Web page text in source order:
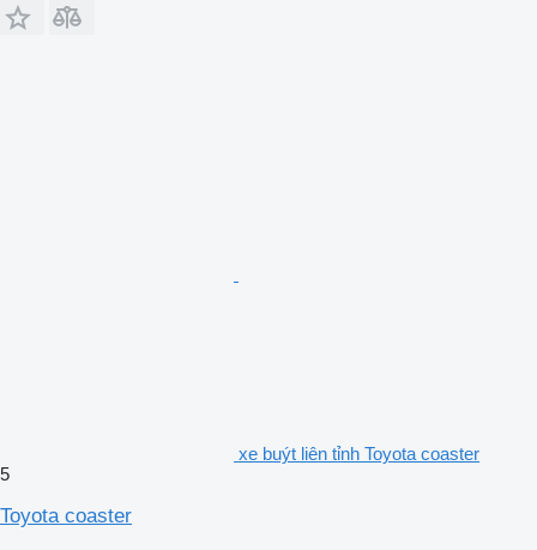
xe buýt liên tỉnh Toyota coaster
5
Toyota coaster